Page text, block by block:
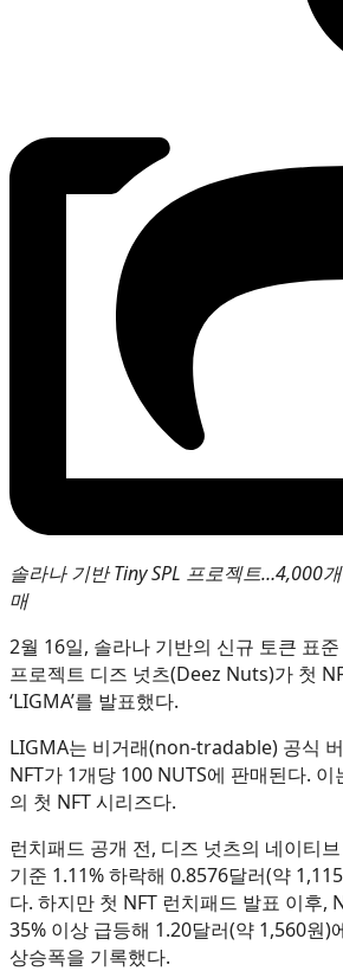
솔라나 기반 Tiny SPL 프로젝트…4,000
매
2월 16일, 솔라나 기반의 신규 토큰 표
프로젝트 디즈 넛츠(Deez Nuts)가 첫
‘LIGMA’를 발표했다.
LIGMA는 비거래(non-tradable) 공식
NFT가 1개당 100 NUTS에 판매된다.
의 첫 NFT 시리즈다.
런치패드 공개 전, 디즈 넛츠의 네이티
기준 1.11% 하락해 0.8576달러(약
다. 하지만 첫 NFT 런치패드 발표 이후,
35% 이상 급등해 1.20달러(약 1,560원)
상승폭을 기록했다.